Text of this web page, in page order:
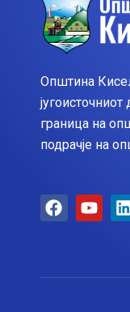
Општина
граница на
подрачје на
F
a
Y
o
i